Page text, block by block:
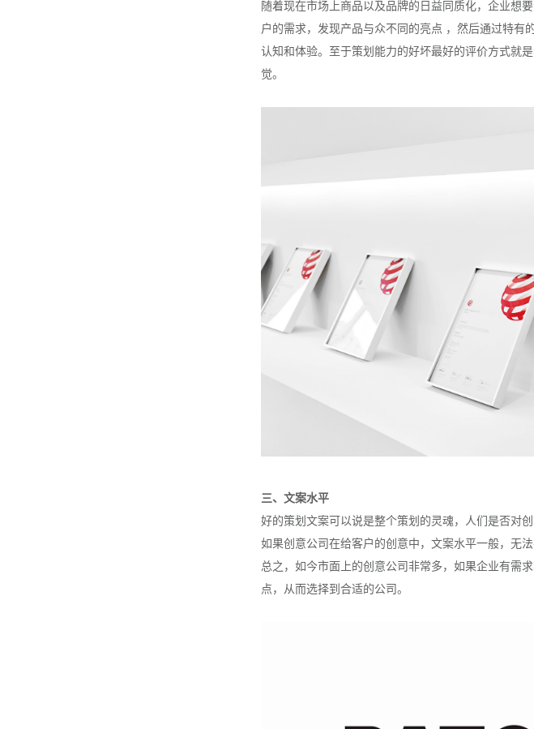
随着现在市场上商品以及品牌的日益同质化，企业想
户的需求，发现产品与众不同的亮点 ，然后通过特
认知和体验。至于策划能力的好坏最好的评价方式就
觉。
三、文案水平
好的策划文案可以说是整个策划的灵魂，人们是否对
如果创意公司在给客户的创意中，文案水平一般，无
总之，如今市面上的创意公司非常多，如果企业有需
点，从而选择到合适的公司。